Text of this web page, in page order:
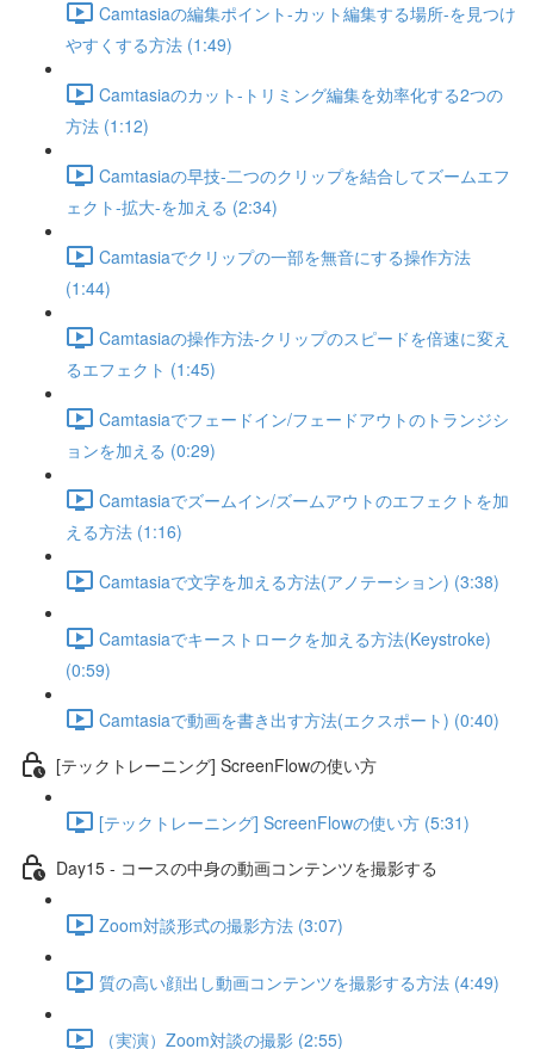
Camtasiaの編集ポイント-カット編集する場所-を見つけ
やすくする方法 (1:49)
Camtasiaのカット-トリミング編集を効率化する2つの
方法 (1:12)
Camtasiaの早技-二つのクリップを結合してズームエフ
ェクト-拡大-を加える (2:34)
Camtasiaでクリップの一部を無音にする操作方法
(1:44)
Camtasiaの操作方法-クリップのスピードを倍速に変え
るエフェクト (1:45)
Camtasiaでフェードイン/フェードアウトのトランジシ
ョンを加える (0:29)
Camtasiaでズームイン/ズームアウトのエフェクトを加
える方法 (1:16)
Camtasiaで文字を加える方法(アノテーション) (3:38)
Camtasiaでキーストロークを加える方法(Keystroke)
(0:59)
Camtasiaで動画を書き出す方法(エクスポート) (0:40)
[テックトレーニング] ScreenFlowの使い方
[テックトレーニング] ScreenFlowの使い方 (5:31)
Day15 - コースの中身の動画コンテンツを撮影する
Zoom対談形式の撮影方法 (3:07)
質の高い顔出し動画コンテンツを撮影する方法 (4:49)
（実演）Zoom対談の撮影 (2:55)